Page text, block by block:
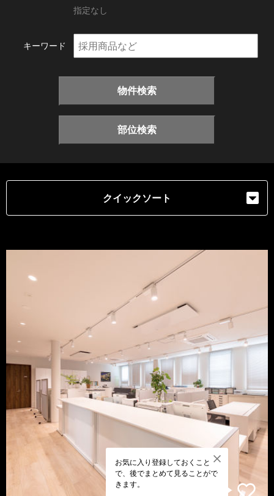
指定なし
キーワード
物件検索
部位検索
クイックソート
お気に入り登録しておくこと
で、後でまとめて見ることがで
きます。